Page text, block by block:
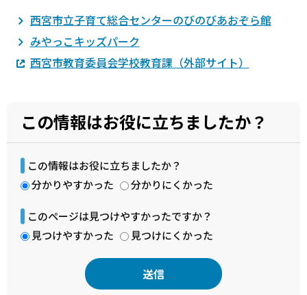
西宮市立子育て総合センターのびのびあおぞら館
みやっこキッズパーク
西宮市教育委員会学校教育課（外部サイト）
この情報はお役に立ちましたか？
この情報はお役に立ちましたか？
分かりやすかった
分かりにくかった
このページは見つけやすかったですか？
見つけやすかった
見つけにくかった